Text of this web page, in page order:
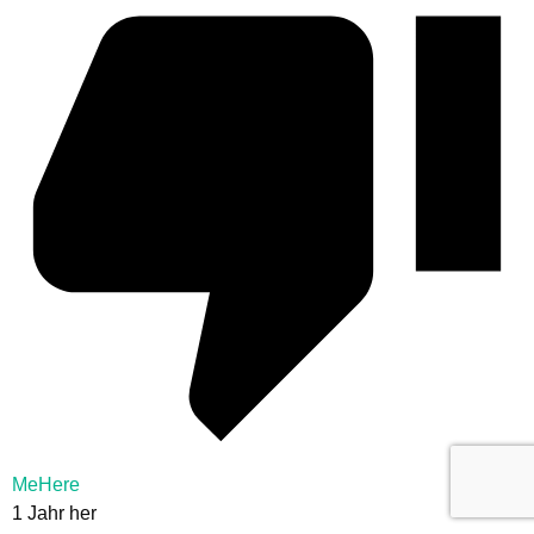
MeHere
1 Jahr her